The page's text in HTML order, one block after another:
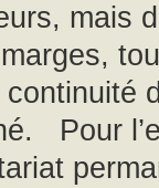
mais
continuité
Pour